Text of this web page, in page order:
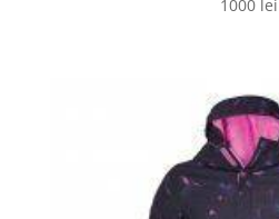
1000 lei